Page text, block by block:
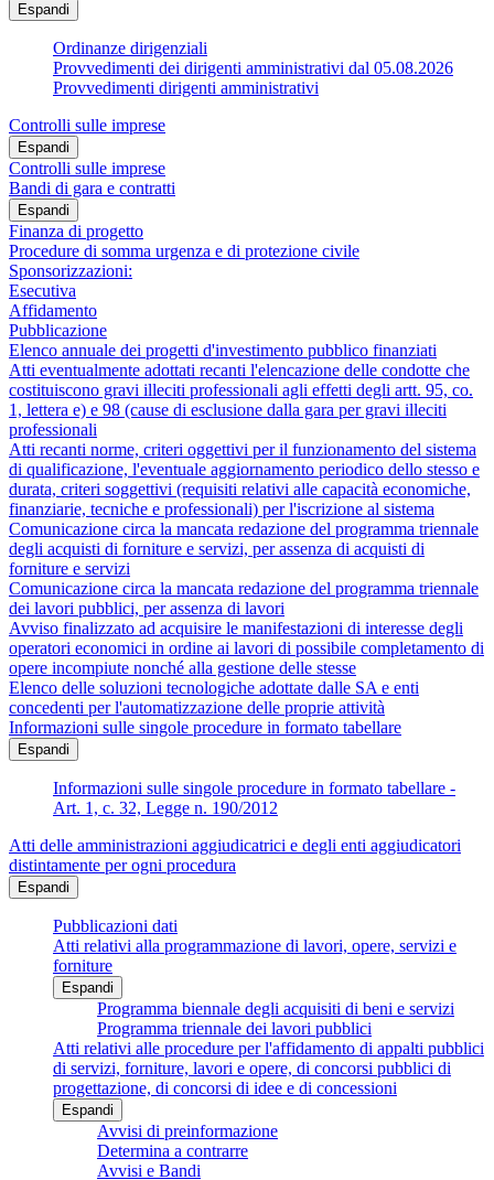
Espandi
Ordinanze dirigenziali
Provvedimenti dei dirigenti amministrativi dal 05.08.2026
Provvedimenti dirigenti amministrativi
Controlli sulle imprese
Espandi
Controlli sulle imprese
Bandi di gara e contratti
Espandi
Finanza di progetto
Procedure di somma urgenza e di protezione civile
Sponsorizzazioni:
Esecutiva
Affidamento
Pubblicazione
Elenco annuale dei progetti d'investimento pubblico finanziati
Atti eventualmente adottati recanti l'elencazione delle condotte che
costituiscono gravi illeciti professionali agli effetti degli artt. 95, co.
1, lettera e) e 98 (cause di esclusione dalla gara per gravi illeciti
professionali
Atti recanti norme, criteri oggettivi per il funzionamento del sistema
di qualificazione, l'eventuale aggiornamento periodico dello stesso e
durata, criteri soggettivi (requisiti relativi alle capacità economiche,
finanziarie, tecniche e professionali) per l'iscrizione al sistema
Comunicazione circa la mancata redazione del programma triennale
degli acquisti di forniture e servizi, per assenza di acquisti di
forniture e servizi
Comunicazione circa la mancata redazione del programma triennale
dei lavori pubblici, per assenza di lavori
Avviso finalizzato ad acquisire le manifestazioni di interesse degli
operatori economici in ordine ai lavori di possibile completamento di
opere incompiute nonché alla gestione delle stesse
Elenco delle soluzioni tecnologiche adottate dalle SA e enti
concedenti per l'automatizzazione delle proprie attività
Informazioni sulle singole procedure in formato tabellare
Espandi
Informazioni sulle singole procedure in formato tabellare -
Art. 1, c. 32, Legge n. 190/2012
Atti delle amministrazioni aggiudicatrici e degli enti aggiudicatori
distintamente per ogni procedura
Espandi
Pubblicazioni dati
Atti relativi alla programmazione di lavori, opere, servizi e
forniture
Espandi
Programma biennale degli acquisiti di beni e servizi
Programma triennale dei lavori pubblici
Atti relativi alle procedure per l'affidamento di appalti pubblici
di servizi, forniture, lavori e opere, di concorsi pubblici di
progettazione, di concorsi di idee e di concessioni
Espandi
Avvisi di preinformazione
Determina a contrarre
Avvisi e Bandi